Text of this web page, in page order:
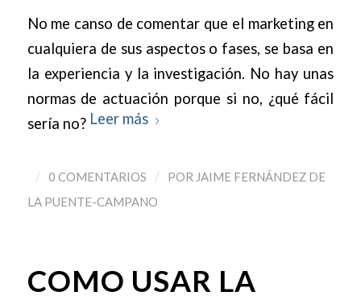
No me canso de comentar que el marketing en
cualquiera de sus aspectos o fases, se basa en
la experiencia y la investigación. No hay unas
normas de actuación porque si no, ¿qué fácil
sería no? Leer más
/ 0 COMENTARIOS / POR JAIME FERNÁNDEZ DE
LA PUENTE-CAMPANO
COMO USAR LA